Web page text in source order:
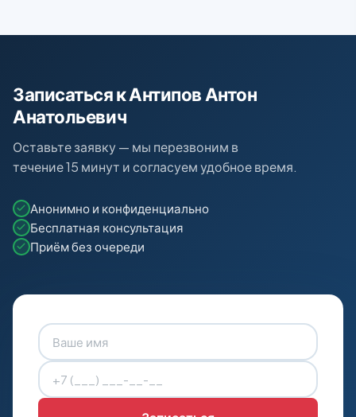
Записаться к Антипов Антон
Анатольевич
Оставьте заявку — мы перезвоним в
течение 15 минут и согласуем удобное время.
Анонимно и конфиденциально
Бесплатная консультация
Приём без очереди